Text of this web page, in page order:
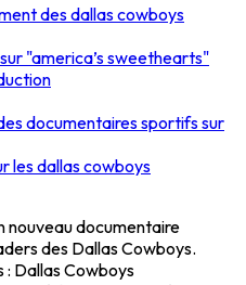
des dallas cowboys
"america’s sweethearts"
documentaires sportifs sur
les dallas cowboys
nouveau documentaire
des Dallas Cowboys.
: Dallas Cowboys